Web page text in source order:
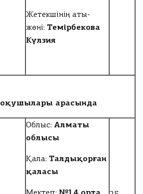
Жетекшінің аты-
жөні: Темірбекова
Күлзия
оқушылары арасында
Облыс: Алматы
облысы
Қала: Талдықорған
қаласы
№14 орта